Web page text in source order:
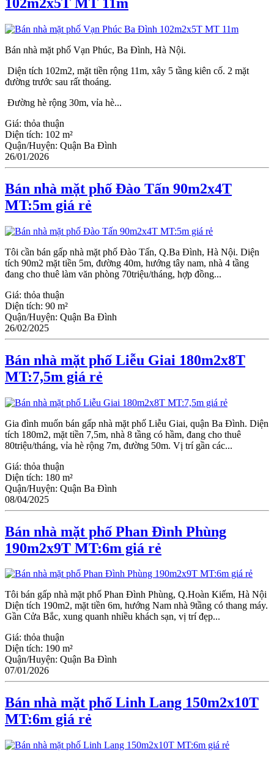
Bán nhà mặt phố Vạn Phúc, Ba Đình, Hà Nội.
Diện tích 102m2, mặt tiền rộng 11m, xây 5 tầng kiên cố. 2 mặt
đường trước sau rất thoáng.
Đường hè rộng 30m, vỉa hè...
Giá: thỏa thuận
Diện tích: 102 m²
Quận/Huyện: Quận Ba Đình
26/01/2026
Bán nhà mặt phố Đào Tấn 90m2x4T
MT:5m giá rẻ
Tôi cần bán gấp nhà mặt phố Đào Tấn, Q.Ba Đình, Hà Nội. Diện
tích 90m2 mặt tiền 5m, đường 40m, hướng tây nam, nhà 4 tầng
đang cho thuê làm văn phòng 70triệu/tháng, hợp đồng...
Giá: thỏa thuận
Diện tích: 90 m²
Quận/Huyện: Quận Ba Đình
26/02/2025
Bán nhà mặt phố Liễu Giai 180m2x8T
MT:7,5m giá rẻ
Gia đình muốn bán gấp nhà mặt phố Liễu Giai, quận Ba Đình. Diện
tích 180m2, mặt tiền 7,5m, nhà 8 tầng có hầm, đang cho thuê
80triệu/tháng, vỉa hè rộng 7m, đường 50m. Vị trí gần các...
Giá: thỏa thuận
Diện tích: 180 m²
Quận/Huyện: Quận Ba Đình
08/04/2025
Bán nhà mặt phố Phan Đình Phùng
190m2x9T MT:6m giá rẻ
Tôi bán gấp nhà mặt phố Phan Đình Phùng, Q.Hoàn Kiếm, Hà Nội
Diện tích 190m2, mặt tiền 6m, hướng Nam nhà 9tầng có thang máy.
Gần Cửa Bắc, xung quanh nhiều khách sạn, vị trí đẹp...
Giá: thỏa thuận
Diện tích: 190 m²
Quận/Huyện: Quận Ba Đình
07/01/2026
Bán nhà mặt phố Linh Lang 150m2x10T
MT:6m giá rẻ